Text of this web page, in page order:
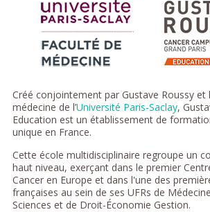
Créé conjointement par Gustave Roussy et
médecine de l’Université Paris-Saclay,
Education est un établissement de
unique en France.
Cette école multidisciplinaire regroupe un
haut niveau, exerçant dans le premier
Cancer en Europe et dans l'une des
françaises au sein de ses UFRs de
Sciences et de Droit-Économie Gestion.